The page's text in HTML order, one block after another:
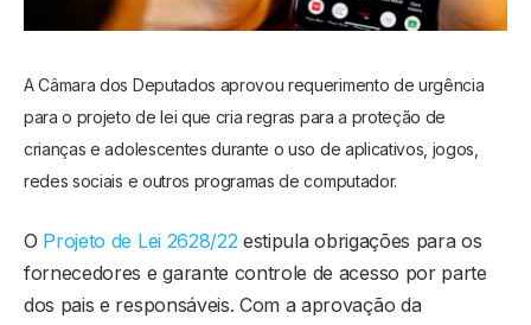
A Câmara dos Deputados aprovou requerimento de urgência
para o projeto de lei que cria regras para a proteção de
crianças e adolescentes durante o uso de aplicativos, jogos,
redes sociais e outros programas de computador.
O Projeto de Lei 2628/22 estipula obrigações para os
fornecedores e garante controle de acesso por parte
dos pais e responsáveis. Com a aprovação da